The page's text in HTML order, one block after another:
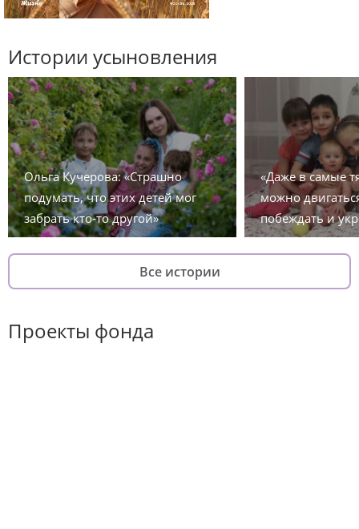
Истории усыновления
Ольга Кучерова: «Страшно
подумать, что этих детей мог
забрать кто-то другой»
«Даже в самые
можно
побеждать и
Все истории
Проекты фонда